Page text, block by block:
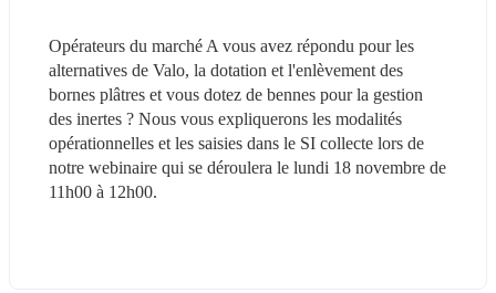
Opérateurs du marché A vous avez répondu pour les
alternatives de Valo, la dotation et l'enlèvement des
bornes plâtres et vous dotez de bennes pour la gestion
des inertes ? Nous vous expliquerons les modalités
opérationnelles et les saisies dans le SI collecte lors de
notre webinaire qui se déroulera le lundi 18 novembre de
11h00 à 12h00.